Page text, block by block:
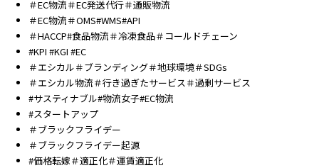
＃EC物流＃EC発送代行＃通販物流
＃EC物流＃OMS#WMS#API
＃HACCP#食品物流＃冷凍食品＃コールドチェーン
#KPI #KGI #EC
＃エシカル＃ブランディング＃地球環境＃SDGs
＃エシカル物流＃行き過ぎたサービス＃過剰サービス
#サスティナブル#物流女子#EC物流
#スタートアップ
＃ブラックフライデー
＃ブラックフライデー起源
#価格転嫁＃適正化＃運賃適正化